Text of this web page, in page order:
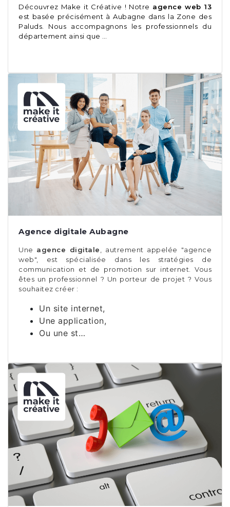
Découvrez Make it Créative ! Notre agence web 13
est basée précisément à Aubagne dans la Zone des
Paluds. Nous accompagnons les professionnels du
département ainsi que …
Agence digitale Aubagne
Une agence digitale, autrement appelée "agence
web", est spécialisée dans les stratégies de
communication et de promotion sur internet. Vous
êtes un professionnel ? Un porteur de projet ? Vous
souhaitez créer :
Un site internet,
Une application,
Ou une st…